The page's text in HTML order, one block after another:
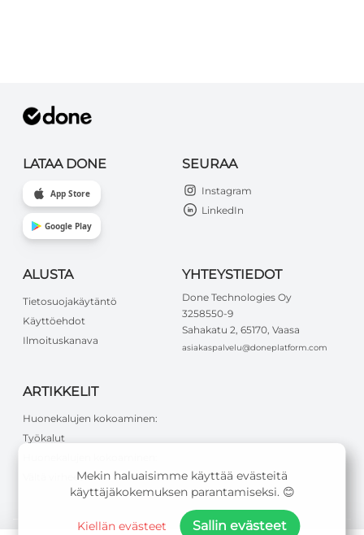
LATAA DONE
App Store
Google Play
SEURAA
Instagram
LinkedIn
ALUSTA
Tietosuojakäytäntö
Käyttöehdot
Ilmoituskanava
YHTEYSTIEDOT
Done Technologies Oy
3258550-9
Sahakatu 2, 65170, Vaasa
asiakaspalvelu@doneplatform.com
ARTIKKELIT
Huonekalujen kokoaminen:
Työkalut
Vältä virheetMekin haluaisimme käyttää evästeitä
käyttäjäkokemuksen parantamiseksi. 😊
Kiellän evästeet Sallin evästeet